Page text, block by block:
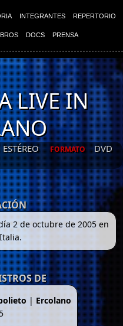
INTEGRANTES REPERTORIO
DOCS PRENSA
LIVE IN
ESTÉREO FORMATO
DVD
2 de octubre de 2005 en
DE
| Ercolano